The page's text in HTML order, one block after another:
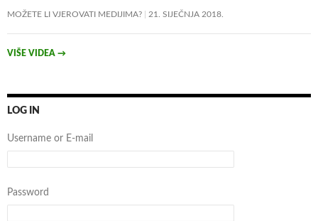
MOŽETE LI VJEROVATI MEDIJIMA? 21. SIJEČNJA 2018.
VIŠE VIDEA →
LOG IN
Username or E-mail
Password